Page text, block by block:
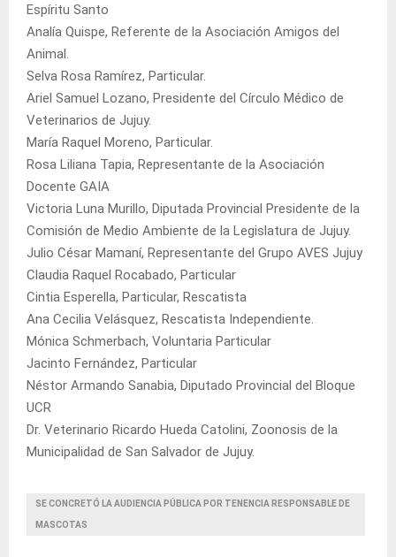
Espíritu Santo
Analía Quispe, Referente de la Asociación Amigos del
Animal.
Selva Rosa Ramírez, Particular.
Ariel Samuel Lozano, Presidente del Círculo Médico de
Veterinarios de Jujuy.
María Raquel Moreno, Particular.
Rosa Liliana Tapia, Representante de la Asociación
Docente GAIA
Victoria Luna Murillo, Diputada Provincial Presidente de la
Comisión de Medio Ambiente de la Legislatura de Jujuy.
Julio César Mamaní, Representante del Grupo AVES Jujuy
Claudia Raquel Rocabado, Particular
Cintia Esperella, Particular, Rescatista
Ana Cecilia Velásquez, Rescatista Independiente.
Mónica Schmerbach, Voluntaria Particular
Jacinto Fernández, Particular
Néstor Armando Sanabia, Diputado Provincial del Bloque
UCR
Dr. Veterinario Ricardo Hueda Catolini, Zoonosis de la
Municipalidad de San Salvador de Jujuy.
SE CONCRETÓ LA AUDIENCIA PÚBLICA POR TENENCIA RESPONSABLE DE
MASCOTAS